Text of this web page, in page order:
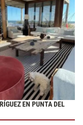
EN PUNTA DEL